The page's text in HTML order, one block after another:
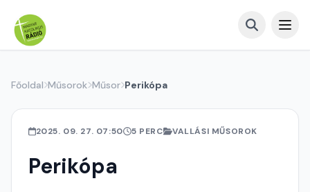
Főoldal Műsorok Műsor Perikópa
2025. 09. 27. 07:50 5 PERC VALLÁSI MŰSOROK
Perikópa